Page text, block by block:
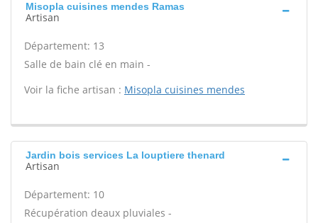
Misopla cuisines mendes Ramas
Artisan
Département: 13
Salle de bain clé en main -
Voir la fiche artisan : Misopla cuisines mendes
Jardin bois services La louptiere thenard
Artisan
Département: 10
Récupération deaux pluviales -